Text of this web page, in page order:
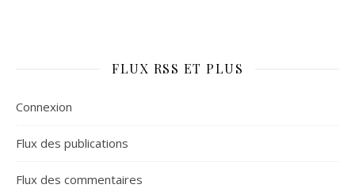
FLUX RSS ET PLUS
Connexion
Flux des publications
Flux des commentaires